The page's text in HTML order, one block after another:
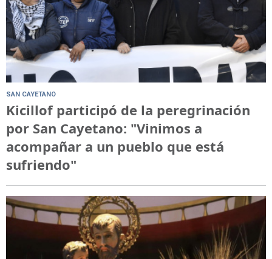
SAN CAYETANO
Kicillof participó de la peregrinación
por San Cayetano: "Vinimos a
acompañar a un pueblo que está
sufriendo"